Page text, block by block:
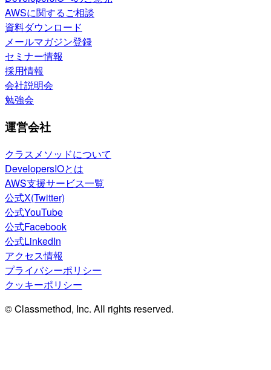
AWSに関するご相談
資料ダウンロード
メールマガジン登録
セミナー情報
採用情報
会社説明会
勉強会
運営会社
クラスメソッドについて
DevelopersIOとは
AWS支援サービス一覧
公式X(Twitter)
公式YouTube
公式Facebook
公式LinkedIn
アクセス情報
プライバシーポリシー
クッキーポリシー
© Classmethod, Inc. All rights reserved.